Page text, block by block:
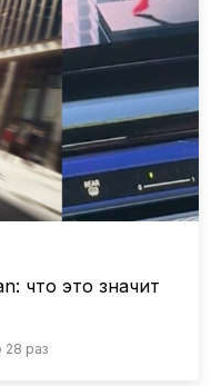
что это значит
раз